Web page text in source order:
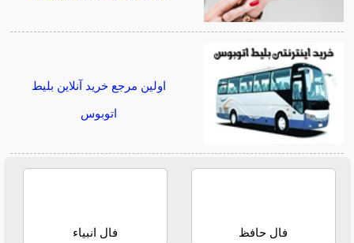
اولین مرجع خرید آنلاین بلیط
اتوبوس
فال حافظ فال انبیاء